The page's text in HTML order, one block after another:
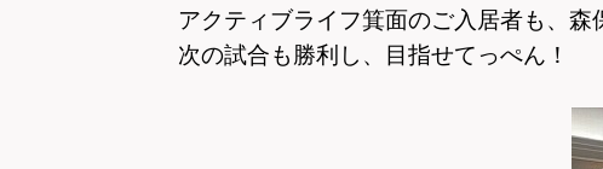
アクティブライフ箕面のご入居者も、森
次の試合も勝利し、目指せてっぺん！